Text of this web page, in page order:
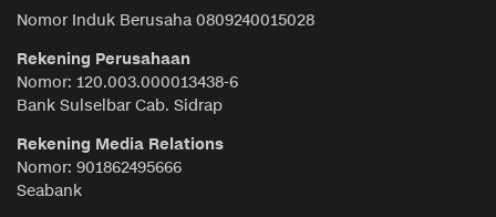
Nomor Induk Berusaha 0809240015028
Rekening Perusahaan
Nomor: 120.003.000013438-6
Bank Sulselbar Cab. Sidrap
Rekening Media Relations
Nomor: 901862495666
Seabank